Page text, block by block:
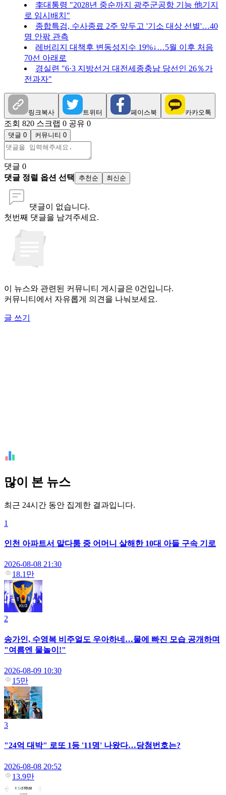
李대통령 "2028년 중순까지 광주군공항 기능 他기지
로 임시배치"
종합특검, 수사종료 2주 앞두고 '기소 대상 선별'…40
명 안팎 관측
레버리지 대책후 변동성지수 19%↓…5월 이후 처음
70선 아래로
경실련 "6·3 지방선거 대전세종충남 당선인 26％가
전과자"
링크복사 트위터 페이스북 카카오톡
조회 820 스크랩 0 공유 0
댓글 0 커뮤니티 0
댓글 0
댓글 정렬 옵션 선택
추천순 최신순
댓글이 없습니다.
첫번째 댓글을 남겨주세요.
이 뉴스와 관련된 커뮤니티 게시글은 0건입니다.
커뮤니티에서 자유롭게 의견을 나눠보세요.
글 쓰기
많이 본 뉴스
최근 24시간 동안 집계한 결과입니다.
1
인천 아파트서 말다툼 중 어머니 살해한 10대 아들 구속 기로
2026-08-08 21:30
18.1만
2
송가인, 수영복 비주얼도 우아하네…물에 빠진 모습 공개하며
"여름엔 물놀이!"
2026-08-09 10:30
15만
3
"24억 대박" 로또 1등 '11명' 나왔다…당첨번호는?
2026-08-08 20:52
13.9만